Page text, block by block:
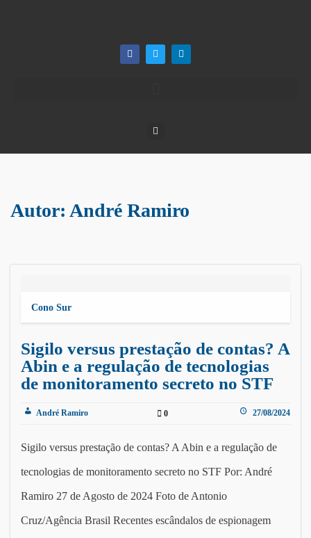
Autor: André Ramiro
Cono Sur
Sigilo versus prestação de contas? A
Abin e a regulação de tecnologias
de monitoramento secreto no STF
André Ramiro 0 27/08/2024
Sigilo versus prestação de contas? A Abin e a regulação de
tecnologias de monitoramento secreto no STF Por: André
Ramiro 27 de Agosto de 2024 Foto de Antonio
Cruz/Agência Brasil Recentes escândalos de espionagem